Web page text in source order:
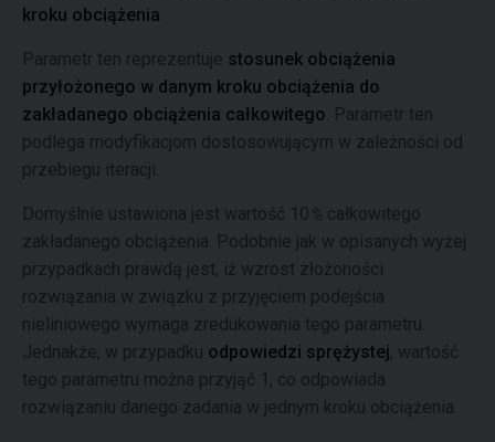
kroku obciążenia
Parametr ten reprezentuje stosunek obciążenia
przyłożonego w danym kroku obciążenia do
zakładanego obciążenia całkowitego . Parametr ten
podlega modyfikacjom dostosowującym w zależności od
przebiegu iteracji.
Domyślnie ustawiona jest wartość 10 % całkowitego
zakładanego obciążenia. Podobnie jak w opisanych wyżej
przypadkach prawdą jest, iż wzrost złożoności
rozwiązania w związku z przyjęciem podejścia
nieliniowego wymaga zredukowania tego parametru.
Jednakże, w przypadku odpowiedzi sprężystej, wartość
tego parametru można przyjąć 1, co odpowiada
rozwiązaniu danego zadania w jednym kroku obciążenia.